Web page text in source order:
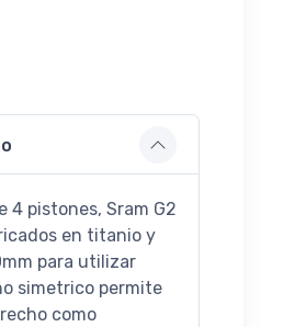
4 pistones, Sram G2
en titanio y
para utilizar
simetrico permite
como